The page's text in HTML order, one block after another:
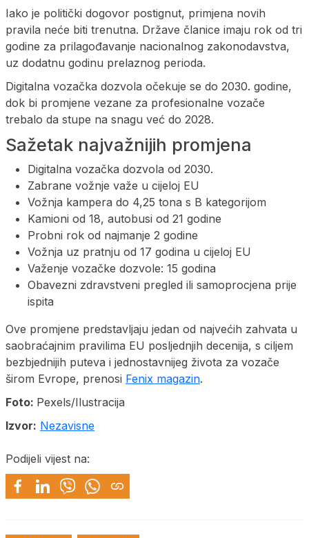
Iako je politički dogovor postignut, primjena novih
pravila neće biti trenutna. Države članice imaju rok od tri
godine za prilagođavanje nacionalnog zakonodavstva,
uz dodatnu godinu prelaznog perioda.
Digitalna vozačka dozvola očekuje se do 2030. godine,
dok bi promjene vezane za profesionalne vozače
trebalo da stupe na snagu već do 2028.
Sažetak najvažnijih promjena
Digitalna vozačka dozvola od 2030.
Zabrane vožnje važe u cijeloj EU
Vožnja kampera do 4,25 tona s B kategorijom
Kamioni od 18, autobusi od 21 godine
Probni rok od najmanje 2 godine
Vožnja uz pratnju od 17 godina u cijeloj EU
Važenje vozačke dozvole: 15 godina
Obavezni zdravstveni pregled ili samoprocjena prije
ispita
Ove promjene predstavljaju jedan od najvećih zahvata u
saobraćajnim pravilima EU posljednjih decenija, s ciljem
bezbjednijih puteva i jednostavnijeg života za vozače
širom Evrope, prenosi Fenix magazin.
Foto: Pexels/Ilustracija
Izvor: Nezavisne
Podijeli vijest na: